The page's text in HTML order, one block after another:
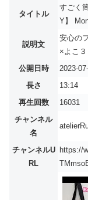
タイトル
すごく
Y】
説明文
安心の
×よこ３
公開日時
2023-
長さ
13:14
再生回数
16031
チャンネル
名
チャンネルU
RL
https://